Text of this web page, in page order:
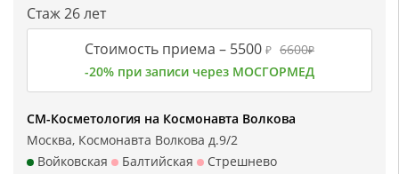
Стаж 26 лет
Стоимость приема – 5500 ₽ 6600₽
-20% при записи через МОСГОРМЕД
СМ-Косметология на Космонавта Волкова
Москва, Космонавта Волкова д.9/2
Войковская
Балтийская Стрешнево